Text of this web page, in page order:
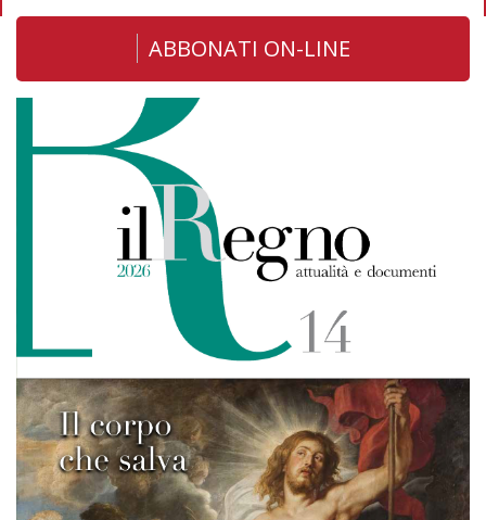
ABBONATI ON-LINE